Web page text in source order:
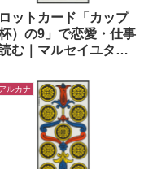
ットカード「カップ
杯）の9」で恋愛・仕事
む｜マルセイユタロ
ルカナ